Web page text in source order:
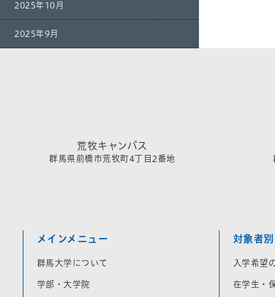
2025年10月
2025年9月
荒牧キャンパス
群馬県前橋市荒牧町4丁目2番地
メインメニュー
群馬大学について
学部・大学院
対象者
入学希望
在学生・